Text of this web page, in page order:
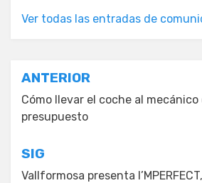
Ver todas las entradas de
Navegación
de
entradas
ANTERIOR
Cómo llevar el coche al mecánico
presupuesto
SIG
Vallformosa presenta